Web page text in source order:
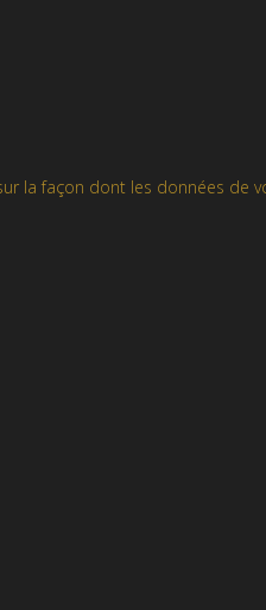
la façon dont les données de